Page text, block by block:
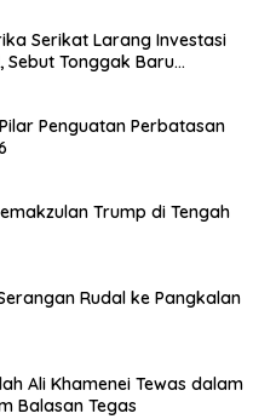
Serikat Larang Investasi
Sebut Tonggak Baru
Penguatan Perbatasan
Trump di Tengah
Rudal ke Pangkalan
Ali Khamenei Tewas dalam
Balasan Tegas